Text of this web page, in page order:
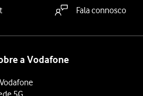
Fala connosco
a Vodafone
5G